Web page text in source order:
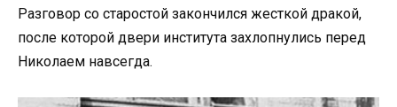
Разговор со старостой закончился жесткой дракой,
после которой двери института захлопнулись перед
Николаем навсегда.